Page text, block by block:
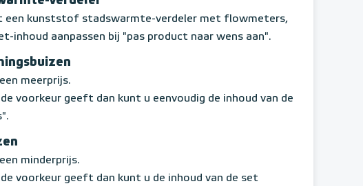
een kunststof stadswarmte-verdeler met flowmeters,
inhoud aanpassen bij "pas product naar wens aan".
meerprijs.
voorkeur geeft dan kunt u eenvoudig de inhoud van de
minderprijs.
voorkeur geeft dan kunt u de inhoud van de set